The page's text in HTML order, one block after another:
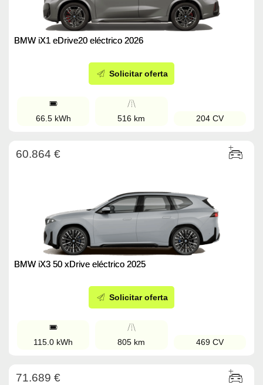
BMW iX1 eDrive20 eléctrico 2026
Solicitar oferta
66.5 kWh 516 km 204 CV
60.864 €
BMW iX3 50 xDrive eléctrico 2025
Solicitar oferta
115.0 kWh 805 km 469 CV
71.689 €